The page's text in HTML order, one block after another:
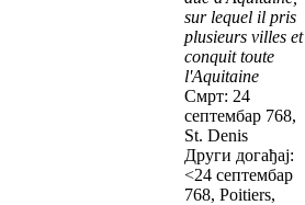
sur lequel il pris
plusieurs villes et
conquit toute
l'Aquitaine
Смрт: 24
септембар 768,
St. Denis
Други догађај:
<24 септембар
768, Poitiers,